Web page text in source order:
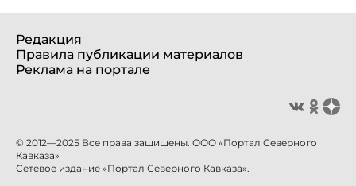
Редакция
Правила публикации материалов
Реклама на портале
© 2012—2025 Все права защищены. ООО «Портал Северного
Кавказа»
Сетевое издание «Портал Северного Кавказа».